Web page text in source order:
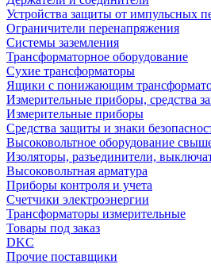
Устройства защиты от импульсных
Ограничители перенапряжения
Системы заземления
Трансформаторное оборудование
Сухие трансформаторы
Ящики с понижающим
Измерительные приборы, средства
Измерительные приборы
Средства защиты и знаки
Высоковольтное оборудование
Изоляторы, разъединители,
Высоковольтная арматура
Приборы контроля и учета
Счетчики электроэнергии
Трансформаторы измерительные
Товары под заказ
DKC
Прочие поставщики